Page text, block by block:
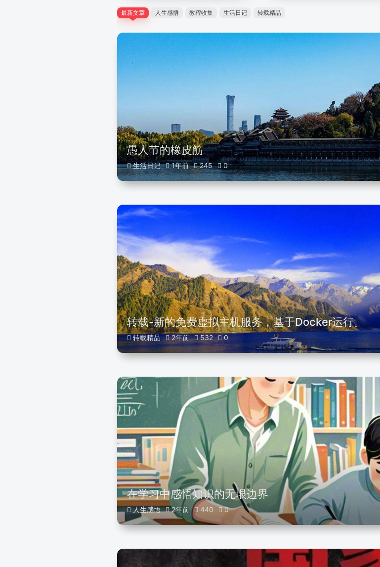
最新文章 人生感悟 教程收集 生活日记 转载精品
愚人节的橡皮筋
生活日记 1年前 245 0
转载-新的免费虚拟主机服务，基于Docker运行。
转载精品 2年前 532 0
在学习中感悟知识的无垠边界
人生感悟 2年前 440 0